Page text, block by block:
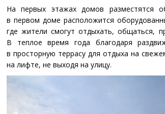
На первых этажах домов разместятся
в первом доме расположится
где жители смогут отдыхать, общаться,
В теплое время года благодаря
в просторную террасу для отдыха на
на лифте, не выходя на улицу.